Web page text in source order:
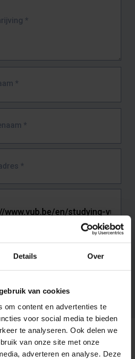
Details Over
van cookies
om content en advertenties te
voor social media te bieden
te analyseren. Ook delen we
van onze site met onze
adverteren en analyse. Deze
*
*
*
*
van de pagina waar je de fout zag.